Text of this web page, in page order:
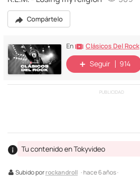
Compártelo
En Clásicos Del Rock
Seguir 914
PUBLICIDAD
Subido porrockandroll · hace 6 años ·
Tu contenido en Tokyvideo